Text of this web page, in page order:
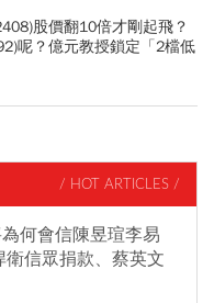
股價翻10倍才剛起飛？
呢？億元教授鎖定「2檔低
/ HOT ARTICLES /
何會信陳昱瑄李易
信眾捐款、蔡英文